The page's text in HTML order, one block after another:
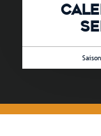
13 août 2024 •